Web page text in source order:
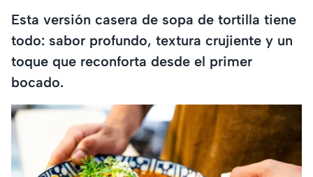
Esta versión casera de sopa de tortilla tiene
todo: sabor profundo, textura crujiente y un
toque que reconforta desde el primer
bocado.